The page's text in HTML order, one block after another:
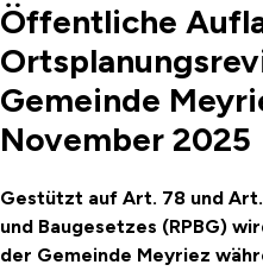
Öffentliche
Gemeinde
November 2025
Gestützt auf Art. 78 und
und Baugesetzes (RPBG)
der Gemeinde Meyriez